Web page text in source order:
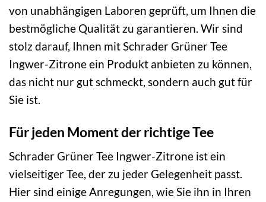
von unabhängigen Laboren geprüft, um Ihnen die
bestmögliche Qualität zu garantieren. Wir sind
stolz darauf, Ihnen mit Schrader Grüner Tee
Ingwer-Zitrone ein Produkt anbieten zu können,
das nicht nur gut schmeckt, sondern auch gut für
Sie ist.
Für jeden Moment der richtige Tee
Schrader Grüner Tee Ingwer-Zitrone ist ein
vielseitiger Tee, der zu jeder Gelegenheit passt.
Hier sind einige Anregungen, wie Sie ihn in Ihren